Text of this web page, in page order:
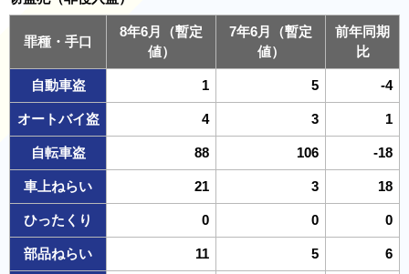
罪種・手口
8年6月（暫定
値）
7年6月（暫定
値）
前年同期
比
自動車盗 1 5 -4
オートバイ盗 4 3 1
自転車盗 88 106 -18
車上ねらい 21 3 18
ひったくり 0 0 0
部品ねらい 11 5 6